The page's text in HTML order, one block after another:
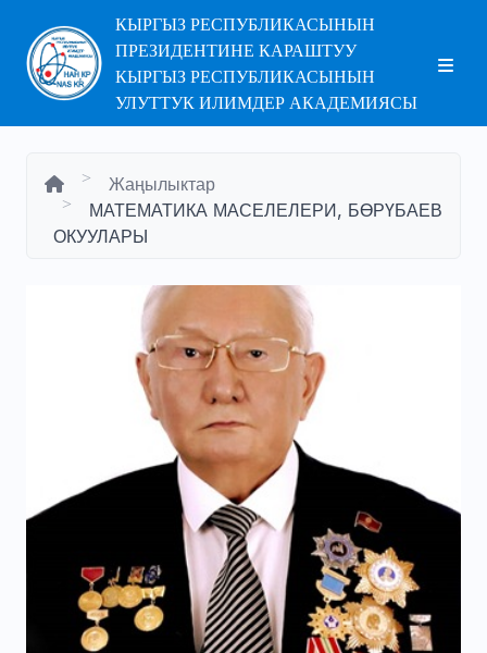
КЫРГЫЗ РЕСПУБЛИКАСЫНЫН
ПРЕЗИДЕНТИНЕ КАРАШТУУ
КЫРГЫЗ РЕСПУБЛИКАСЫНЫН
УЛУТТУК ИЛИМДЕР АКАДЕМИЯСЫ
Жаңылыктар
МАТЕМАТИКА МАСЕЛЕЛЕРИ, БӨРҮБАЕВ
ОКУУЛАРЫ